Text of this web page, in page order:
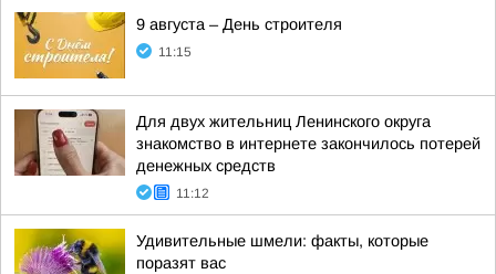
9 августа – День строителя
11:15
Для двух жительниц Ленинского округа
знакомство в интернете закончилось потерей
денежных средств
11:12
Удивительные шмели: факты, которые
поразят вас